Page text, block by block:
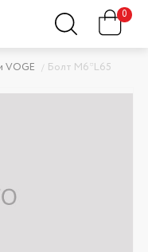
0
VOGE Болт M6*L65